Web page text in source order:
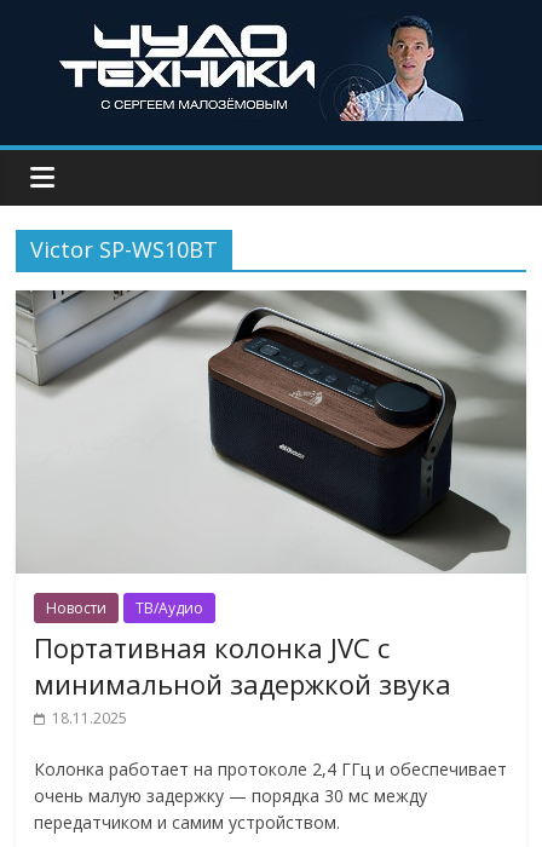
Victor SP-WS10BT
Новости ТВ/Аудио
Портативная колонка JVC с
минимальной задержкой звука
18.11.2025
Колонка работает на протоколе 2,4 ГГц и обеспечивает
очень малую задержку — порядка 30 мс между
передатчиком и самим устройством.